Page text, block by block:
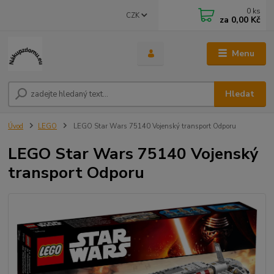
Menu
CZK
Hledat
0 ks
za 0,00 Kč
Úvod LEGO LEGO Star Wars 75140 Vojenský transport Odporu
LEGO Star Wars 75140 Vojenský
transport Odporu